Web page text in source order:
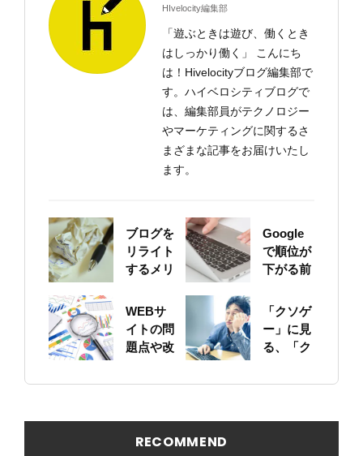
HIvelocity編集部
「遊ぶときは遊び、働くとき
はしっかり働く」 こんにち
は！Hivelocityブログ編集部で
す。ハイベロシティブログで
は、編集部員がテクノロジー
やマーケティングに関するさ
まざまな記事をお届けいたし
ます。
ブログを
リライト
するメリ
いて
Google
で順位が
下がる前
のサイト
をちゃん
と確認し
WEBサ
イトの問
題点や改
トの概要
見つける
方法
「クソゲ
ー」に見
る、「ク
ト」の原
RECOMMEND